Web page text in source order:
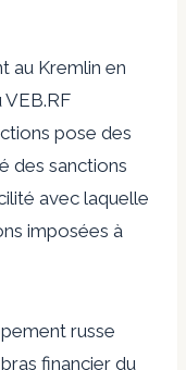
au Kremlin en
pose des
des sanctions
avec laquelle
imposées à
russe
financier du